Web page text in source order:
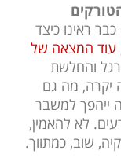
כבר ראינו כיצד
עוד המצאה של
והחלשת
יקרה, מה גם
ייהפך למשבר
לא להאמין,
שוב, כמתווך.